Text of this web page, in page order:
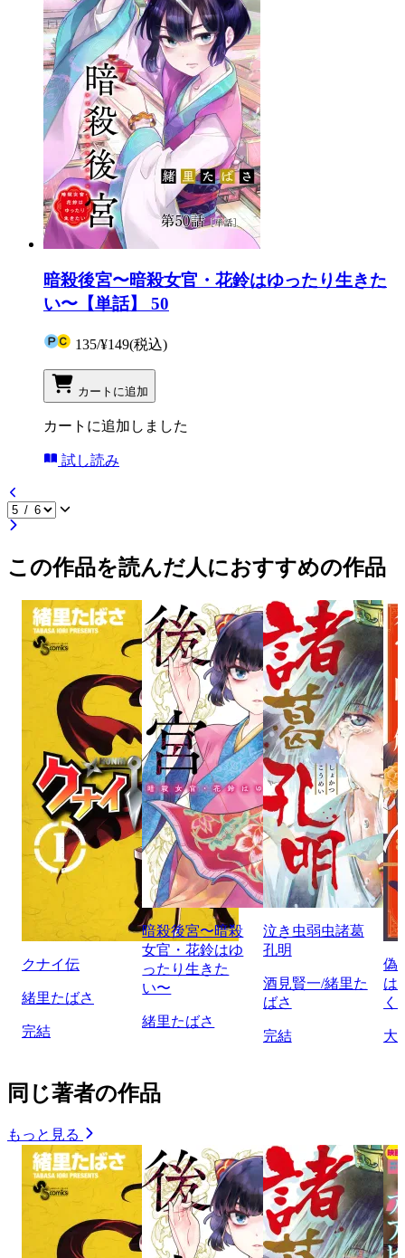
暗殺後宮〜暗殺女官・花鈴はゆったり生きた
い〜【単話】 50
135/¥149(税込)
カートに追加
カートに追加しました
試し読み
この作品を読んだ人におすすめの作品
クナイ伝
緒里たばさ
完結
暗殺後宮〜暗殺
女官・花鈴はゆ
ったり生きた
い〜
緒里たばさ
泣き虫弱虫諸葛
孔明
酒見賢一/緒里た
ばさ
完結
偽
は
く
大
同じ著者の作品
もっと見る